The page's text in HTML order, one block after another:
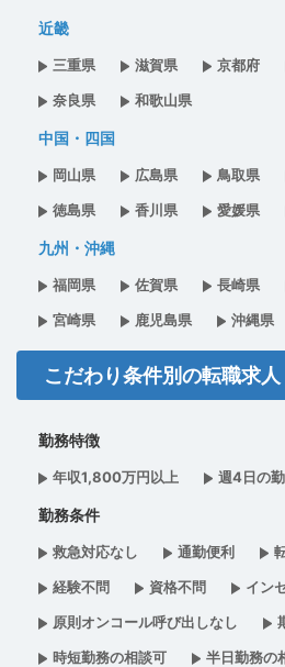
近畿
三重県 滋賀県 京都府
奈良県
和歌山県
中国・四国
岡山県 広島県 鳥取県
徳島県
香川県 愛媛県
九州・沖縄
福岡県 佐賀県 長崎県
宮崎県
鹿児島県 沖縄県
こだわり条件別の転職求人
勤務特徴
年収1,800万円以上 週4日の
勤務条件
救急対応なし 通勤便利
経験不問
資格不問
イン
原則オンコール呼び出しなし
時短勤務の相談可
半日勤務の